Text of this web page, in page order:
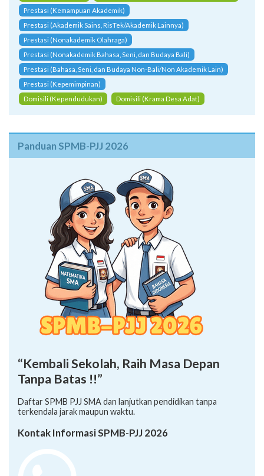
Prestasi (Kemampuan Akademik)
Prestasi (Akademik Sains, RisTek/Akademik Lainnya)
Prestasi (Nonakademik Olahraga)
Prestasi (Nonakademik Bahasa, Seni, dan Budaya Bali)
Prestasi (Bahasa, Seni, dan Budaya Non-Bali/Non Akademik Lain)
Prestasi (Kepemimpinan)
Domisili (Kependudukan)
Domisili (Krama Desa Adat)
Panduan SPMB-PJJ 2026
“Kembali Sekolah, Raih Masa Depan
Tanpa Batas !!”
Daftar SPMB PJJ SMA dan lanjutkan pendidikan tanpa
terkendala jarak maupun waktu.
Kontak Informasi SPMB-PJJ 2026